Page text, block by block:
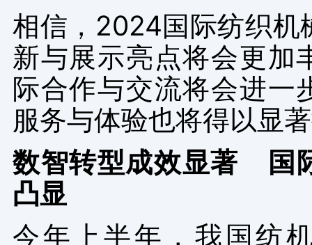
相信， 2024国际纺织机
新与展示亮点将会更加
际合作与交流将会进一
服务与体验也将得以显
数智转型成效显著
国
凸显
今年上半年，我国纺